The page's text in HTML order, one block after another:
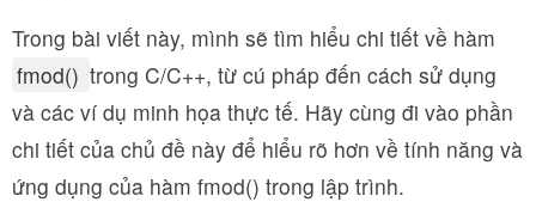
Trong bài viết này, mình sẽ tìm hiểu chi tiết về hàm
fmod() trong C/C++, từ cú pháp đến cách sử dụng
và các ví dụ minh họa thực tế. Hãy cùng đi vào phần
chi tiết của chủ đề này để hiểu rõ hơn về tính năng và
ứng dụng của hàm fmod() trong lập trình.